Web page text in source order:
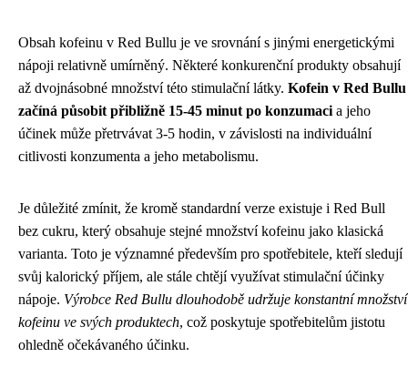
Obsah kofeinu v Red Bullu je ve srovnání s jinými energetickými
nápoji relativně umírněný. Některé konkurenční produkty obsahují
až dvojnásobné množství této stimulační látky. Kofein v Red Bullu
začíná působit přibližně 15-45 minut po konzumaci a jeho
účinek může přetrvávat 3-5 hodin, v závislosti na individuální
citlivosti konzumenta a jeho metabolismu.
Je důležité zmínit, že kromě standardní verze existuje i Red Bull
bez cukru, který obsahuje stejné množství kofeinu jako klasická
varianta. Toto je významné především pro spotřebitele, kteří sledují
svůj kalorický příjem, ale stále chtějí využívat stimulační účinky
nápoje. Výrobce Red Bullu dlouhodobě udržuje konstantní množství
kofeinu ve svých produktech, což poskytuje spotřebitelům jistotu
ohledně očekávaného účinku.